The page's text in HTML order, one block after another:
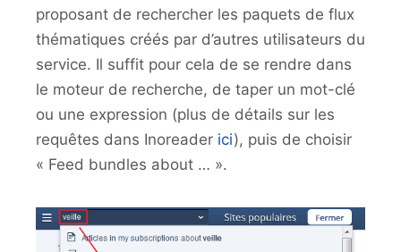
proposant de rechercher les paquets de flux
thématiques créés par d’autres utilisateurs du
service. Il suffit pour cela de se rendre dans
le moteur de recherche, de taper un mot-clé
ou une expression (plus de détails sur les
requêtes dans Inoreader ici), puis de choisir
« Feed bundles about … ».